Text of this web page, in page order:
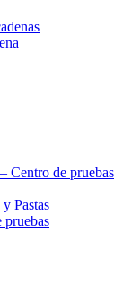
Centro de pruebas
Pastas
pruebas